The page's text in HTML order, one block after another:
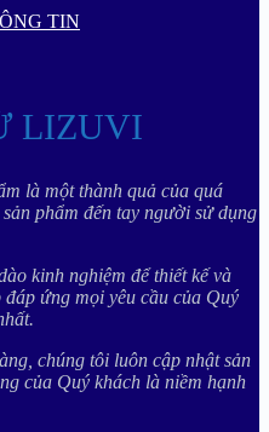
TIN
LIZUVI
là một thành quả của quá
phẩm đến tay người sử dụng
kinh nghiệm để thiết kế và
ứng mọi yêu cầu của Quý
chúng tôi luôn cập nhật sản
của Quý khách là niềm hạnh